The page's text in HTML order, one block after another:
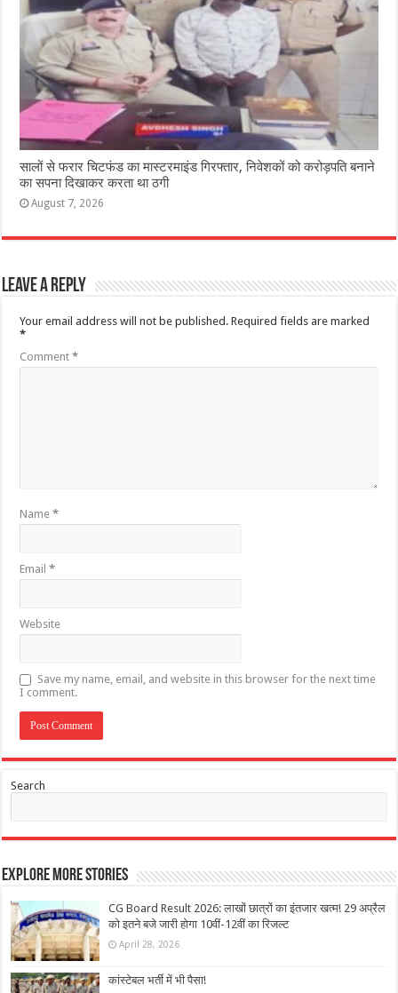
सालों से फरार चिटफंड का मास्टरमाइंड गिरफ्तार, निवेशकों को करोड़पति बनाने
का सपना दिखाकर करता था ठगी
August 7, 2026
Leave a Reply
Your email address will not be published. Required fields are marked
*
Comment*
Name*
Email*
Website
Save my name, email, and website in this browser for the next time
I comment.
Search
Explore More Stories
CG Board Result 2026: लाखों छात्रों का इंतजार खत्म! 29 अप्रैल
को इतने बजे जारी होगा 10वीं-12वीं का रिजल्‍ट
April 28, 2026
कांस्टेबल भर्ती में भी पैसा!